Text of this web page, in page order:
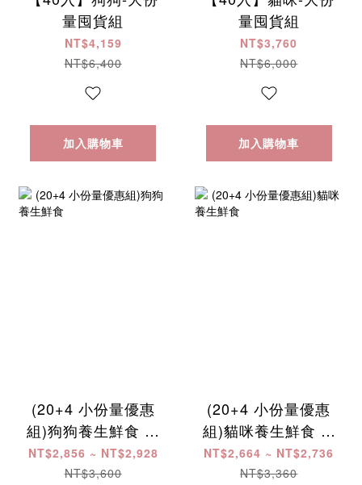
量囤貨組
NT$4,159
NT$6,400
加入購物車
量囤貨組
NT$3,760
NT$6,000
加入購物車
(20+4 小份量優惠
組)狗狗養生鮮食 ​ ​ ​ ​
​ ​ ​ ​ ​ ​ ​ ​ ​ ​ ​ ​ ​ ​ ​ ​ ​ ​ ​ ​ ​ ​ ​ ​ ​ ​ ​ ​ ​
​ ​
NT$2,856 ~ NT$2,928
NT$3,600
(20+4 小份量優惠
組)貓咪養生鮮食 ​ ​ ​ ​
​ ​ ​ ​ ​ ​ ​ ​ ​ ​ ​ ​ ​ ​ ​ ​ ​ ​ ​ ​ ​ ​ ​ ​ ​ ​ ​ ​ ​
​ ​
NT$2,664 ~ NT$2,736
NT$3,360